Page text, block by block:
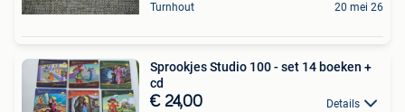
Turnhout 20 mei 26
Sprookjes Studio 100 - set 14 boeken +
cd
€ 24,00 Details